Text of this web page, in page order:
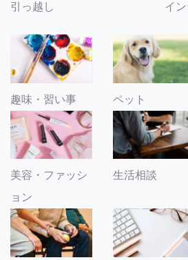
引っ越し イ
趣味・習い事 ペット
美容・ファッシ
ョン
生活相談